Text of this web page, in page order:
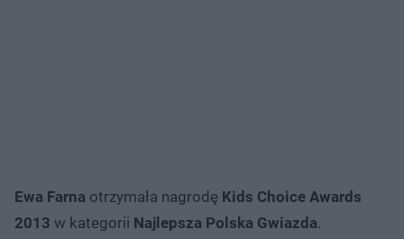
Ewa Farna otrzymała nagrodę Kids Choice Awards
2013 w kategorii Najlepsza Polska Gwiazda.